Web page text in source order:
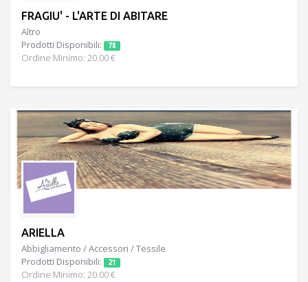
FRAGIU' - L'ARTE DI ABITARE
Altro
Prodotti Disponibili:
78
Ordine Minimo: 20.00 €
ARIELLA
Abbigliamento / Accessori / Tessile
Prodotti Disponibili:
21
Ordine Minimo: 20.00 €